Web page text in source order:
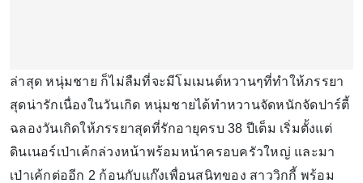
ล่าสุด หนุ่มชาย ก็ไม่ลืมที่จะมีโมเมนต์หวานๆที่ทำให้ภรรยา
สุดน่ารักเนื่องในวันเกิด หนุ่มชายได้ทำหวานจัดหนักจัดปาร์ตี้
ฉลองวันเกิดให้ภรรยาสุดที่รักอายุครบ 38 ปีเต็ม เริ่มตั้งแต่
ดินเนอร์เป่าเค้กล่วงหน้าพร้อมหน้าครอบครัวใหญ่ และมา
เป่าเค้กต่ออีก 2 ก้อนกับแก๊งเพื่อนสนิทของ สาววิกกี้ พร้อม